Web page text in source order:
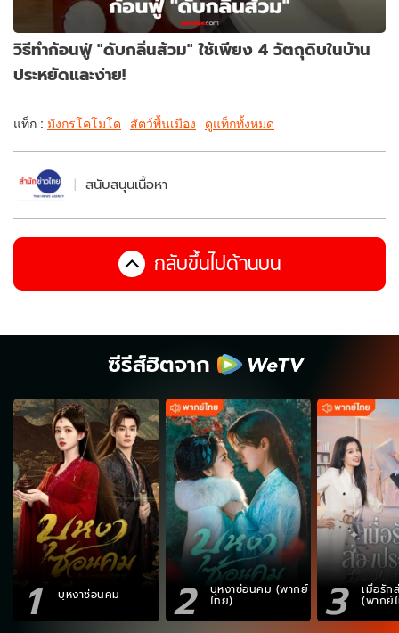
วิธีทำก้อนฟู่ "ดับกลิ่นส้วม" ใช้เพียง 4 วัตถุดิบในบ้าน
ประหยัดและง่าย!
แท็ก : มังกรโคโมโด สัตว์พื้นเมือง ดูแท็กทั้งหมด
สนับสนุนเนื้อหา
กลับขึ้นไปด้านบน
ซีรีส์ฮิตจาก
1 บุหงาซ่อนคม 2 บุหงาซ่อนคม (พากย์
ไทย) 3 เมื่อรัก
(พากย์